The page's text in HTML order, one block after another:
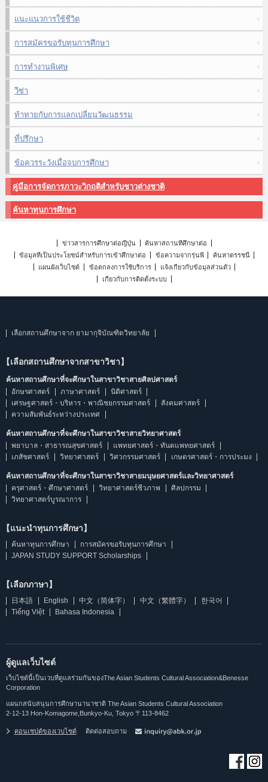
แนะแนวการใช้ชีวิต
การสมัครขอรับทุนการศึกษา
การทำงานพิเศษ
วีซ่า
ท้าทายกับการแลกเปลี่ยนวัฒนธรรม
ที่ปรึกษา
ข้อควรระวังเมื่อจบการศึกษา
คู่มือการจัดการภาวะวิกฤติสำหรับชาวต่างชาติ
ค้นหาทุนการศึกษา
ข่าวสารการศึกษาต่อญี่ปุ่น
ค้นหาสถานที่ศึกษาต่อ
ข้อมูลที่เป็นประโยชน์สำหรับการเข้าศึกษาต่อ
ข้อความจากรุ่นพี่
ค้นหาดรรชนี
แผนผังเว็บไซต์
ข้อตกลงการใช้บริการ
แจ้งเกี่ยวกับข้อมูลส่วนตัว
เกี่ยวกับการติดตั้งระบบ
เลือกสถานศึกษาจาก ยามากุจิบัณฑิตวิทยาลัย
【เลือกสถานศึกษาจากสาขาวิชา】
ค้นหาสถานศึกษาที่จะศึกษาในสาขาวิชาสายศิลปศาสตร์
อักษรศาสตร์
ภาษาศาสตร์
นิติศาสตร์
เศรษฐศาสตร์・บริหาร・พาณิชยกรรมศาสตร์
สังคมศาสตร์
ความสัมพันธ์ระหว่างประเทศ
ค้นหาสถานศึกษาที่จะศึกษาในสาขาวิชาสายวิทยาศาสตร์
พยาบาล・สาธารณสุขศาสตร์
แพทยศาสตร์・ทันตแพทยศาสตร์
เภสัชศาสตร์
วิทยาศาสตร์ วิศวกรรมศาสตร์ เกษตรศาสตร์・การประมง
ค้นหาสถานศึกษาที่จะศึกษาในสาขาวิชาสายมนุษยศาสตร์และวิทยาศาสตร์
ครุศาสตร์・ศึกษาศาสตร์
วิทยาศาสตร์ชีวภาพ
ศิลปกรรม
วิทยาศาสตร์บูรณาการ
【แนะนำทุนการศึกษา】
ค้นหาทุนการศึกษา
การสมัครขอรับทุนการศึกษา
JAPAN STUDY SUPPORT Scholarships
【เลือกภาษา】
日本語 English 中文（简体字） 中文（繁體字）
한국어
Tiếng Việt
Bahasa Indonesia
ผู้ดูแลเว็บไซต์
เว็บไซต์นี้เป็นเวบที่ดูแลร่วมกันของThe Asian Students Cultural Association&Benesse
Corporation
แผนกสนับสนุนการศึกษานานาชาติ The Asian Students Cultural Association
2-12-13 Hon-Komagome,Bunkyo-Ku, Tokyo 〒113-8462
คอนเซปต์ของเวบไซต์ ติดต่อสอบถาม